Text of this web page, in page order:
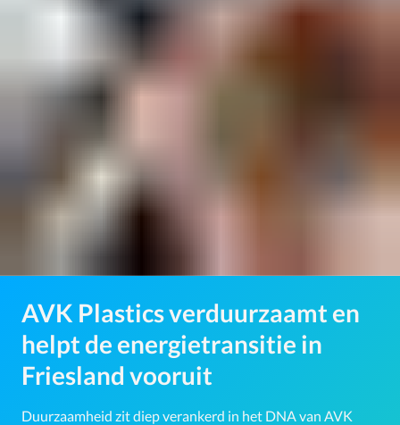
AVK Plastics verduurzaamt en
helpt de energietransitie in
Friesland vooruit
Duurzaamheid zit diep verankerd in het DNA van AVK